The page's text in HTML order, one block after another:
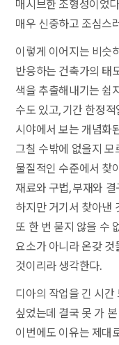
매시브한 조형성이었
매우 신중하고 조심스
이렇게 이어지는 비슷
반응하는 건축가의 태
색을 추출해내기는 쉽
수도 있고, 기간 한정
시야에서 보는 개념화
그칠 수밖에 없을지 모
물질적인 수준에서 찾
재료와 구법, 부재와
하지만 거기서 찾아낸
또 한 번 묻지 않을 수
요소가 아니라 온갖 것
것이리라 생각한다.
디아의 작업을 긴 시간
싶었는데 결국 못 가
이번에도 이유는 제대